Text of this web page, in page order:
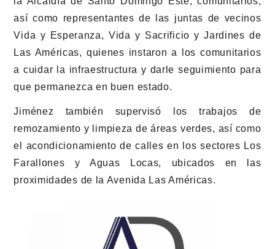
así como representantes de las juntas de vecinos
Vida y Esperanza, Vida y Sacrificio y Jardines de
Las Américas, quienes instaron a los comunitarios
a cuidar la infraestructura y darle seguimiento para
que permanezca en buen estado.
Jiménez también supervisó los trabajos de
remozamiento y limpieza de áreas verdes, así como
el acondicionamiento de calles en los sectores Los
Farallones y Aguas Locas, ubicados en las
proximidades de la Avenida Las Américas.